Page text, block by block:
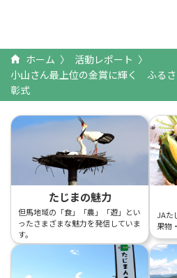
ホーム
活動レポート
小山さん最上位の金賞に輝く ふる
彰式
たじまの魅力
但馬地域の「食」「農」「遊」とい
ったさまざまな魅力を発信していま
す。
JAた
果物